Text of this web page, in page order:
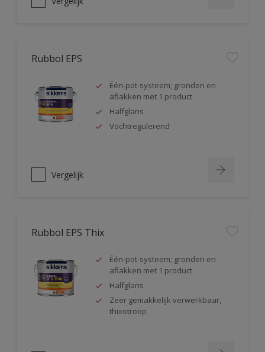
Rubbol EPS
Één-pot-systeem; gronden en
aflakken met 1 product
Halfglans
Vochtregulerend
Vergelijk
Rubbol EPS Thix
Één-pot-systeem; gronden en
aflakken met 1 product
Halfglans
Zeer gemakkelijk verwerkbaar,
thixotroop